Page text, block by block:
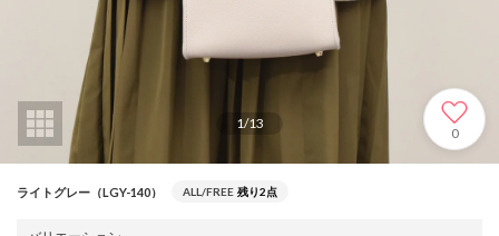
1/13
0
ライトグレー（LGY-140） ALL/FREE 残り2点